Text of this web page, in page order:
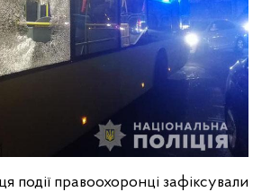
події правоохоронці зафіксували